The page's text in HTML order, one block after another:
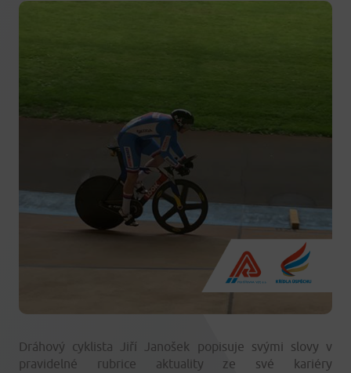
Dráhový cyklista Jiří Janošek popisuje svými slovy v
pravidelné rubrice aktuality ze své kariéry